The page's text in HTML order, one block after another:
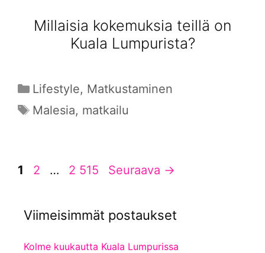
Millaisia kokemuksia teillä on
Kuala Lumpurista?
Kategoriat
Lifestyle, Matkustaminen
Avainsanat
Malesia, matkailu
Sivu
1 Sivu
2 … Sivu
2 515 Seuraava →
Viimeisimmät postaukset
Kolme kuukautta Kuala Lumpurissa